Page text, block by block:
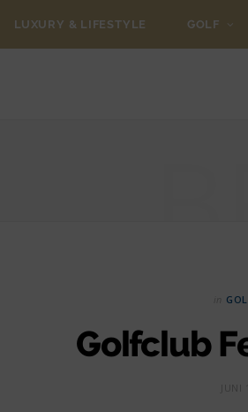
LUXURY & LIFESTYLE GOLF
Golfclub